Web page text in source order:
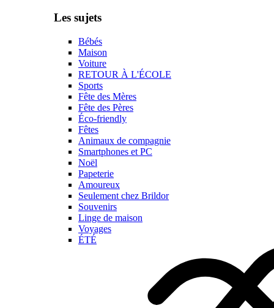
Les sujets
Bébés
Maison
Voiture
RETOUR À L'ÉCOLE
Sports
Fête des Mères
Fête des Pères
Éco-friendly
Fêtes
Animaux de compagnie
Smartphones et PC
Noël
Papeterie
Amoureux
Seulement chez Brildor
Souvenirs
Linge de maison
Voyages
ÉTÉ